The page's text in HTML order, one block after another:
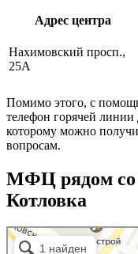
Адрес центра
Нахимовский просп.,
25А
Помимо этого, с
телефон горячей
которому можно
вопросам.
МФЦ рядом со
Котловка